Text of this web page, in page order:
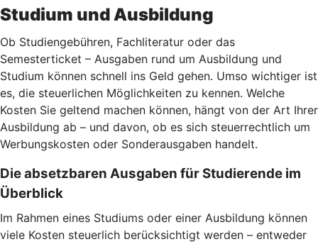
Studium und Ausbildung
Ob Studiengebühren, Fachliteratur oder das
Semesterticket – Ausgaben rund um Ausbildung und
Studium können schnell ins Geld gehen. Umso wichtiger ist
es, die steuerlichen Möglichkeiten zu kennen. Welche
Kosten Sie geltend machen können, hängt von der Art Ihrer
Ausbildung ab – und davon, ob es sich steuerrechtlich um
Werbungskosten oder Sonderausgaben handelt.
Die absetzbaren Ausgaben für Studierende im
Überblick
Im Rahmen eines Studiums oder einer Ausbildung können
viele Kosten steuerlich berücksichtigt werden – entweder